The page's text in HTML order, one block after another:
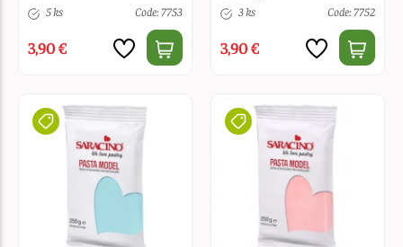
5 ks Code: 7753
3,90 €
3 ks Code: 7752
3,90 €